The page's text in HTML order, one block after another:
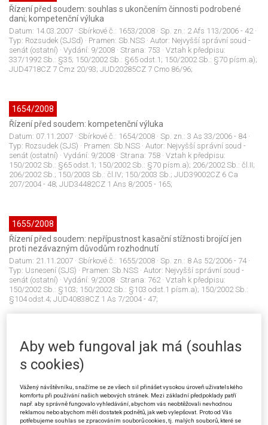
Řízení před soudem: souhlas s ukončením činnosti podrobené
dani; kompetenční výluka
Datum: 14.03.2007 · Sbírkové č.: 1653/2008 · Sp. zn.: 2 Afs 113/2006 - 42·
Typ: Rozsudek (SJSd) · Pramen: Sb.NSS · Autor: Nejvyšší správní soud -
senát (ostatní) · Vydání: 9/2008 · Strana: 753 · Vztah k předpisu:
337/1992 Sb.: §35; 150/2002 Sb.: §65 odst.1; 150/2002 Sb.: §70 písm.a);
JUD4718CZ 7 Cmz 20/93; JUD20285CZ 7 Cmo 86/96;
1654/2008
Řízení před soudem: kompetenční výluka
Datum: 07.11.2007 · Sbírkové č.: 1654/2008 · Sp. zn.: 3 As 33/2006 - 84·
Typ: Rozsudek (SJS) · Pramen: Sb.NSS · Autor: Nejvyšší správní soud -
senát (ostatní) · Vydání: 9/2008 · Strana: 758 · Vztah k předpisu:
150/2002 Sb.: §65 odst.1; 150/2002 Sb.: §70 písm.a); 206/2002 Sb.: čl.II;
206/2002 Sb.; 150/2003 Sb.: čl.IV; 150/2003 Sb.; JUD39002CZ 6 Ca
207/2004 - 48; JUD34482CZ 1 Ans 8/2005 - 165;
1655/2008
Řízení před soudem: nepřípustnost kasační stížnosti brojící jen
proti nezávazným důvodům rozhodnutí
Datum: 21.11.2007 · Sbírkové č.: 1655/2008 · Sp. zn.: 8 As 52/2006 - 74·
Typ: Usnesení (SJS) · Pramen: Sb.NSS · Autor: Nejvyšší správní soud -
senát (ostatní) · Vydání: 9/2008 · Strana: 762· Vztah k předpisu:
150/2002 Sb.: §103; 150/2002 Sb.: §103 odst.1 písm.a); 150/2002 Sb.:
§104 odst.4; JUD40838CZ 1 As 7/2004 - 47;
1656/2008
Správní řízení: doručování; řízení před soudem: kompetenční
výluka
· Sbírkové č.:
· Typ:Usnesení (SJS)· Pramen:Sb.NSS· Autor:Městský soud v Praze
Vydání:9/2008· Strana:765· Vztah k předpisu:334/1991 Sb.: §106;
519/1991 Sb.: čl.III; 150/2002 Sb.: §46 odst.1 písm.d); JUD26348CZ 5 A
150/2001;
Aby web fungoval jak má (souhlas
s cookies)
Vážený návštěvníku, snažíme se ze všech sil přinášet vysokou úroveň uživatelského
komfortu při používání našich webových stránek. Mezi základní předpoklady patří
např. aby správně fungovalo vyhledávání, abychom vás neobtěžovali nevhodnou
reklamou nebo abychom měli dostatek podnětů, jak web vylepšovat. Proto od Vás
potřebujeme souhlas se zpracováním souborů cookies, tj. malých souborů, které se